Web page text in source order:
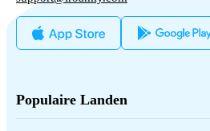
Populaire Landen